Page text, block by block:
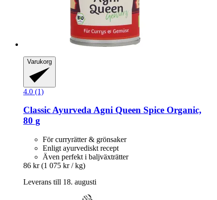
Varukorg
4.0 (1)
Classic AyurvedaAgni Queen Spice Organic,
80 g
För curryrätter & grönsaker
Enligt ayurvediskt recept
Även perfekt i baljväxträtter
86 kr (1 075 kr / kg)
Leverans till 18. augusti